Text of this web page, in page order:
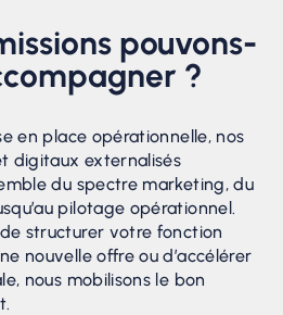
pouvons-
?
en place opérationnelle, nos
digitaux externalisés
du spectre marketing, du
pilotage opérationnel.
structurer votre fonction
nouvelle offre ou d’accélérer
nous mobilisons le bon